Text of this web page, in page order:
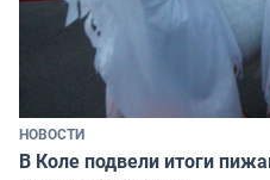
НОВОСТИ
В Коле подвели итоги